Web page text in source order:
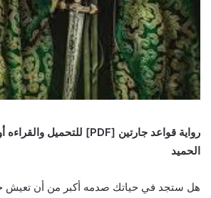
رواية قواعد جارتين [PDF]
للتحميل والقراءه
الحميد
هل ستجد في حياتك صدمه أكبر من أن تعيش